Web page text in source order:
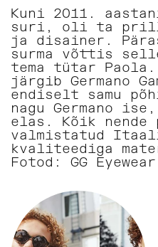
Kuni 2011.
suri, oli ta
ja disainer.
surma võttis
tema tütar Paola.
järgib Germano
endiselt samu
nagu Germano
elas. Kõik
valmistatud
kvaliteediga
Fotod: GG Eyewear